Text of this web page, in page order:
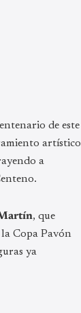
de este
artístico
a
, que
Copa Pavón
ya